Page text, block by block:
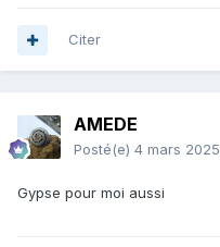
Citer
AMEDE
Posté(e) 4 mars 2025
Gypse pour moi aussi